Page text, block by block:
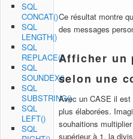
Ce résultat montre
des messages
Afficher un
selon une
Avec un CASE il est
plus élaborées.
souhaitions
supérieur à 1, la
SQL
CONCAT()
SQL
LENGTH()
SQL
REPLACE()
SQL
SOUNDEX()
SQL
SUBSTRING()
SQL
LEFT()
SQL